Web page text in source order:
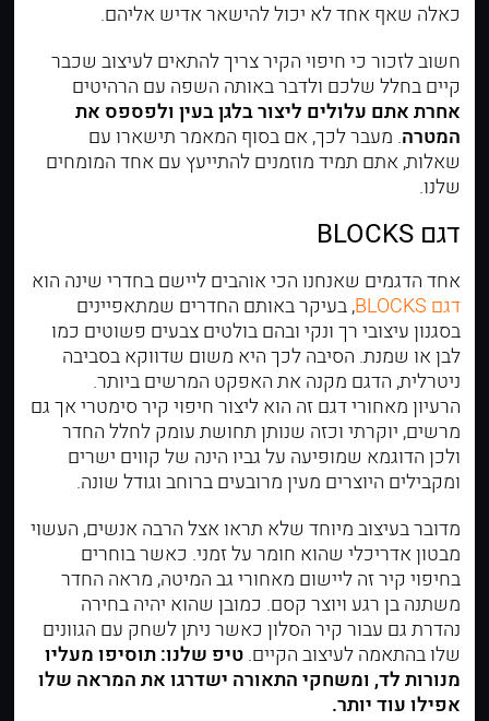
כאלה שאף אחד לא יכול להישאר אדיש אליהם.
חשוב לזכור כי חיפוי הקיר צריך להתאים לעיצוב שכבר
קיים בחלל שלכם ולדבר באותה השפה עם הרהיטים
אחרת אתם עלולים ליצור בלגן בעין ולפספס את
המטרה. מעבר לכך, אם בסוף המאמר תישארו עם
שאלות, אתם תמיד מוזמנים להתייעץ עם אחד המומחים
שלנו.
דגם BLOCKS
אחד הדגמים שאנחנו הכי אוהבים ליישם בחדרי שינה הוא
דגם BLOCKS
, בעיקר באותם החדרים שמתאפיינים
בסגנון עיצובי רך ונקי ובהם בולטים צבעים פשוטים כמו
לבן או שמנת. הסיבה לכך היא משום שדווקא בסביבה
ניטרלית, הדגם מקנה את האפקט המרשים ביותר.
הרעיון מאחורי דגם זה הוא ליצור חיפוי קיר סימטרי אך גם
מרשים, יוקרתי וכזה שנותן תחושת עומק לחלל החדר
ולכן הדוגמא שמופיעה על גביו הינה של קווים ישרים
ומקבילים היוצרים מעין מרובעים ברוחב וגודל שונה.
מדובר בעיצוב מיוחד שלא תראו אצל הרבה אנשים, העשוי
מבטון אדריכלי שהוא חומר על זמני. כאשר בוחרים
בחיפוי קיר זה ליישום מאחורי גב המיטה, מראה החדר
משתנה בן רגע ויוצר קסם. כמובן שהוא יהיה בחירה
נהדרת גם עבור קיר הסלון כאשר ניתן לשחק עם הגוונים
שלו בהתאמה לעיצוב הקיים.טיפ שלנו: תוסיפו מעליו
מנורות לד, ומשחקי התאורה ישדרגו את המראה שלו
אפילו עוד יותר.